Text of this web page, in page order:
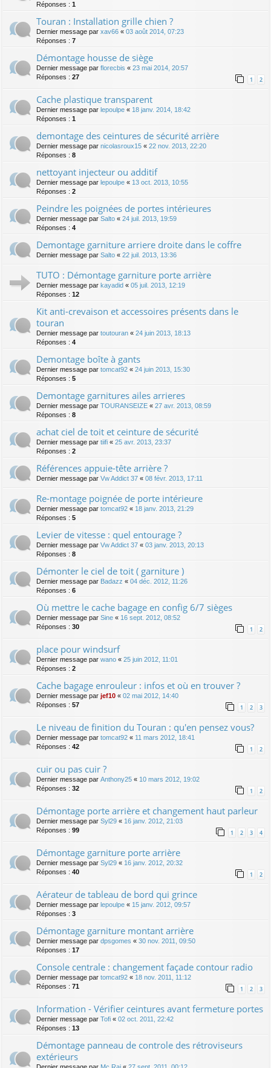
Réponses : 1
Touran : Installation grille chien ?
Dernier message par xav66 « 03 août 2014, 07:23
Réponses : 7
Démontage housse de siège
Dernier message par florecbis « 23 mai 2014, 20:57
Réponses : 27 1 2
Cache plastique transparent
Dernier message par lepoulpe « 18 janv. 2014, 18:42
Réponses : 1
demontage des ceintures de sécurité arrière
Dernier message par nicolasroux15 « 22 nov. 2013, 22:20
Réponses : 8
nettoyant injecteur ou additif
Dernier message par lepoulpe « 13 oct. 2013, 10:55
Réponses : 2
Peindre les poignées de portes intérieures
Dernier message par Salto « 24 juil. 2013, 19:59
Réponses : 4
Demontage garniture arriere droite dans le coffre
Dernier message par Salto « 22 juil. 2013, 13:36
TUTO : Démontage garniture porte arrière
Dernier message par kayadid « 05 juil. 2013, 12:19
Réponses : 12
Kit anti-crevaison et accessoires présents dans le
touran
Dernier message par toutouran « 24 juin 2013, 18:13
Réponses : 4
Demontage boîte à gants
Dernier message par tomcat92 « 24 juin 2013, 15:30
Réponses : 5
Demontage garnitures ailes arrieres
Dernier message par TOURANSEIZE « 27 avr. 2013, 08:59
Réponses : 8
achat ciel de toit et ceinture de sécurité
Dernier message par tiifi « 25 avr. 2013, 23:37
Réponses : 2
Références appuie-tête arrière ?
Dernier message par Vw Addict 37 « 08 févr. 2013, 17:11
Re-montage poignée de porte intérieure
Dernier message par tomcat92 « 18 janv. 2013, 21:29
Réponses : 5
Levier de vitesse : quel entourage ?
Dernier message par Vw Addict 37 « 03 janv. 2013, 20:13
Réponses : 8
Démonter le ciel de toit ( garniture )
Dernier message par Badazz « 04 déc. 2012, 11:26
Réponses : 6
Où mettre le cache bagage en config 6/7 sièges
Dernier message par Sine « 16 sept. 2012, 08:52
Réponses : 30 1 2
place pour windsurf
Dernier message par wano « 25 juin 2012, 11:01
Réponses : 2
Cache bagage enrouleur : infos et où en trouver ?
Dernier message par jef10 « 02 mai 2012, 14:40
Réponses : 57 1 2 3
Le niveau de finition du Touran : qu'en pensez vous?
Dernier message par tomcat92 « 11 mars 2012, 18:41
Réponses : 42 1 2
cuir ou pas cuir ?
Dernier message par Anthony25 « 10 mars 2012, 19:02
Réponses : 32 1 2
Démontage porte arrière et changement haut parleur
Dernier message par Syl29 « 16 janv. 2012, 21:03
Réponses : 99 1 2 3 4
Démontage garniture porte arrière
Dernier message par Syl29 « 16 janv. 2012, 20:32
Réponses : 40 1 2
Aérateur de tableau de bord qui grince
Dernier message par lepoulpe « 15 janv. 2012, 09:57
Réponses : 3
Démontage garniture montant arrière
Dernier message par dpsgomes « 30 nov. 2011, 09:50
Réponses : 17
Console centrale : changement façade contour radio
Dernier message par tomcat92 « 18 nov. 2011, 11:12
Réponses : 71 1 2 3
Information - Vérifier ceintures avant fermeture portes
Dernier message par Tofi « 02 oct. 2011, 22:42
Réponses : 13
Démontage panneau de controle des rétroviseurs
extérieurs